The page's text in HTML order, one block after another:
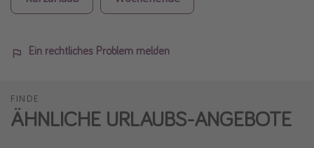
Ein rechtliches Problem melden
FINDE
ÄHNLICHE URLAUBS-ANGEBOTE